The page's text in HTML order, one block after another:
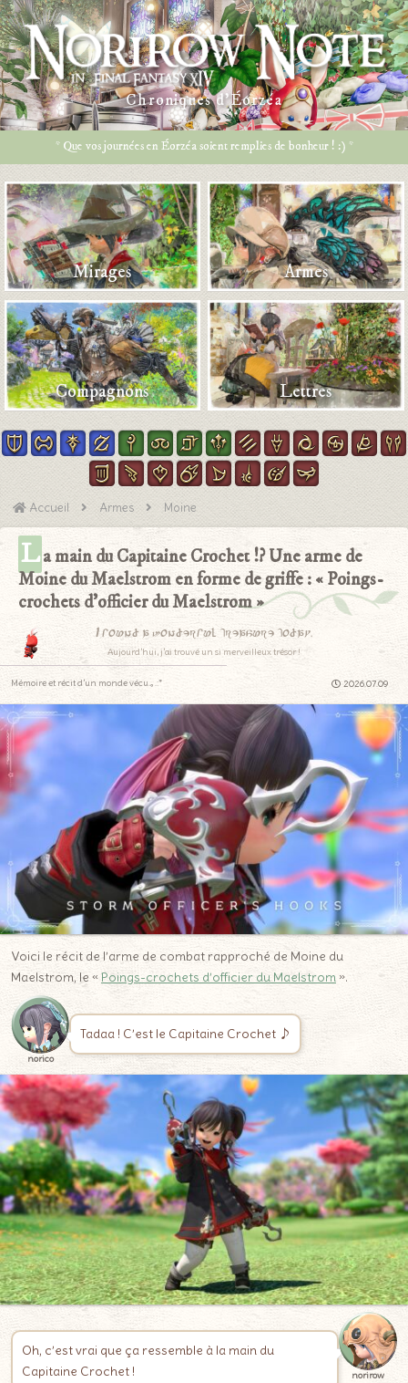
Chroniques d’Éorzéa
* Que vos journées en Éorzéa soient remplies de bonheur ! :) *
Mirages Armes
Compagnons Lettres
Accueil Armes Moine
La main du Capitaine Crochet !? Une arme de
Moine du Maelstrom en forme de griffe : « Poings-
crochets d’officier du Maelstrom »
I found a wonderful treasure today.
Aujourd’hui, j’ai trouvé un si merveilleux trésor !
2026.07.09
Mémoire et récit d’un monde vécu.｡.:*
Voici le récit de l’arme de combat rapproché de Moine du
Maelstrom, le «Poings-crochets d’officier du Maelstrom ».
norico
Tadaa ! C’est le Capitaine Crochet ♪
Oh, c’est vrai que ça ressemble à la main du
Capitaine Crochet !
norirow